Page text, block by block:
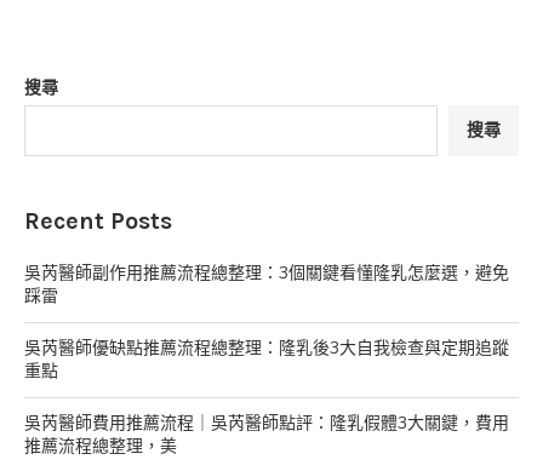
搜尋
搜尋
Recent Posts
吳芮醫師副作用推薦流程總整理：3個關鍵看懂隆乳怎麼選，避免
踩雷
吳芮醫師優缺點推薦流程總整理：隆乳後3大自我檢查與定期追蹤
重點
吳芮醫師費用推薦流程｜吳芮醫師點評：隆乳假體3大關鍵，費用
推薦流程總整理，美